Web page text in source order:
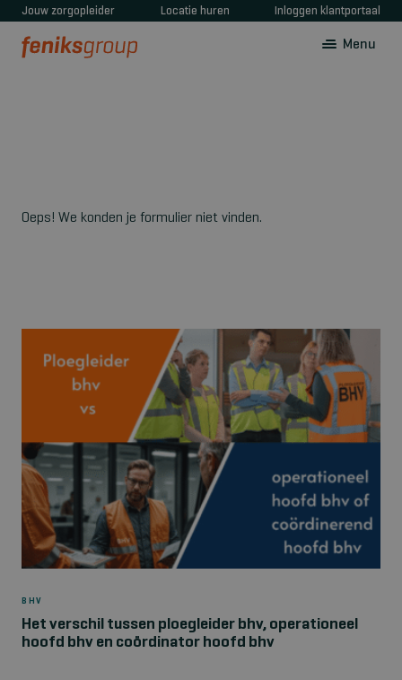
Jouw zorgopleider Locatie huren Inloggen klantportaal
Menu
Oeps! We konden je formulier niet vinden.
BHV
Het verschil tussen ploegleider bhv, operationeel
hoofd bhv en coördinator hoofd bhv